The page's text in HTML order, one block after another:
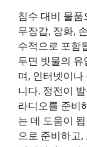
침수 대비 물
무장갑, 장화,
수적으로 포함
두면 빗물의
며, 인터넷이
니다. 정전이
라디오를 준비
는 데 도움이
으로 준비하고